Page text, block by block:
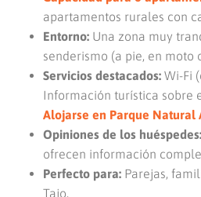
apartamentos rurales con
Entorno: Una zona muy
senderismo (a pie, en moto
Servicios destacados: Wi-Fi
Información turística sobre
Alojarse en Parque Natural
Opiniones de los huéspedes:
ofrecen información
Perfecto para: Parejas,
Tajo.